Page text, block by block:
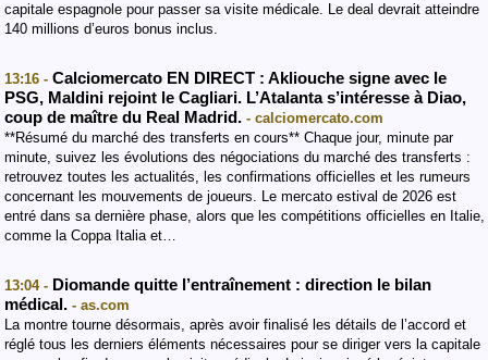
capitale espagnole pour passer sa visite médicale. Le deal devrait atteindre
140 millions d’euros bonus inclus.
13:16 - Calciomercato EN DIRECT : Akliouche signe avec le
PSG, Maldini rejoint le Cagliari. L’Atalanta s’intéresse à Diao,
coup de maître du Real Madrid. - calciomercato.com
**Résumé du marché des transferts en cours** Chaque jour, minute par
minute, suivez les évolutions des négociations du marché des transferts :
retrouvez toutes les actualités, les confirmations officielles et les rumeurs
concernant les mouvements de joueurs. Le mercato estival de 2026 est
entré dans sa dernière phase, alors que les compétitions officielles en Italie,
comme la Coppa Italia et…
13:04 - Diomande quitte l’entraînement : direction le bilan
médical. - as.com
La montre tourne désormais, après avoir finalisé les détails de l’accord et
réglé tous les derniers éléments nécessaires pour se diriger vers la capitale